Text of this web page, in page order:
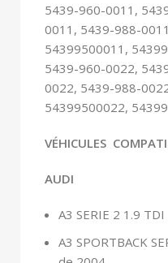
5439-960-0011,
0011, 5439-988-
54399500011,
5439-960-0022,
0022, 5439-988-
54399500022,
VÉHICULES
AUDI
A3 SERIE 2 1.9
A3 SPORTBACK